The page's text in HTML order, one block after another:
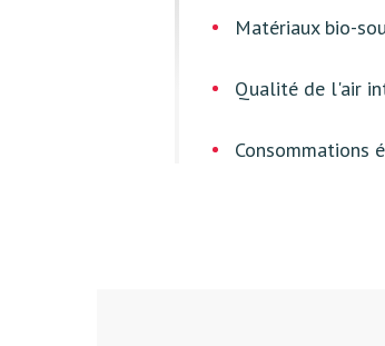
Matériaux bio-
Qualité de l'air
Consommations